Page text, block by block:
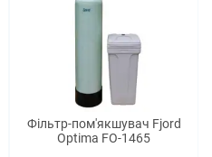
Фільтр-пом'якшувач Fjord
Optima FO-1465